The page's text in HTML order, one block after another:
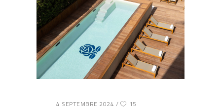
4 SEPTEMBRE 2024 15